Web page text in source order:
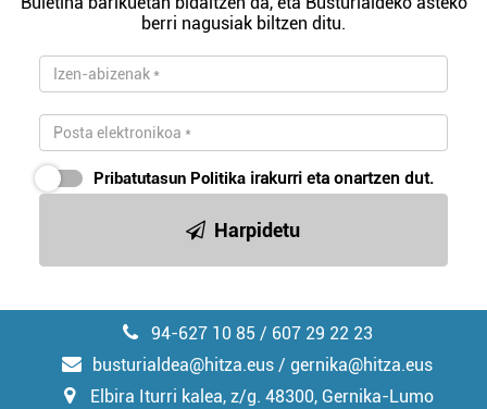
berri nagusiak biltzen ditu.
Pribatutasun Politika irakurri eta onartzen dut.
Harpidetu
94-627 10 85 / 607 29 22 23
busturialdea@hitza.eus / gernika@hitza.eus
Elbira Iturri kalea, z/g. 48300, Gernika-Lumo